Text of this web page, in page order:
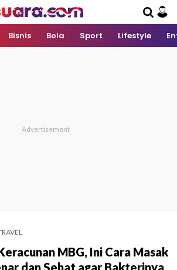
Bisnis Bola Sport Lifestyle
MBG, Ini Cara Masak
dan Sehat agar Bakterinya